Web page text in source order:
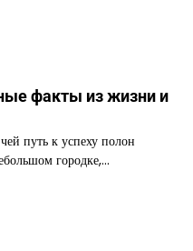
факты из жизни и
путь к успеху полон
городке,…